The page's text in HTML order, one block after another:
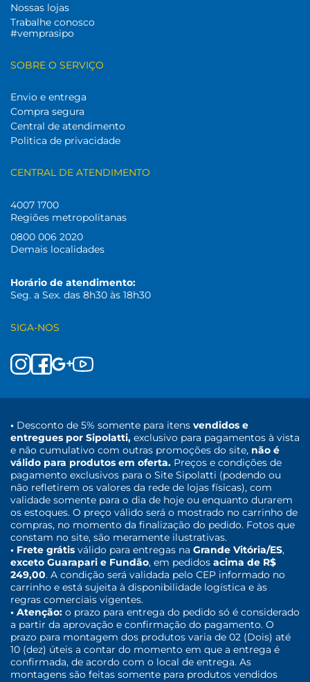
Nossas lojas
Trabalhe conosco
#vemprasipo
SOBRE O SERVIÇO
Envio e entrega
Compra segura
Central de atendimento
Politica de privacidade
CENTRAL DE ATENDIMENTO
4007 1700
Regiões metropolitanas
0800 006 2020
Demais localidades
Horário de atendimento:
Seg. a Sex. das 8h30 às 18h30
SIGA-NOS
• Desconto de 5% somente para itens vendidos e
entregues por Sipolatti, exclusivo para pagamentos à vista
e não cumulativo com outras promoções do site, não é
válido para produtos em oferta. Preços e condições de
pagamento exclusivos para o Site Sipolatti (podendo ou
não refletirem os valores da rede de lojas físicas), com
validade somente para o dia de hoje ou enquanto durarem
os estoques. O preço válido será o mostrado no carrinho de
compras, no momento da finalização do pedido. Fotos que
constam no site, são meramente ilustrativas.
• Frete grátis válido para entregas na Grande Vitória/ES,
exceto Guarapari e Fundão, em pedidos acima de R$
249,00. A condição será validada pelo CEP informado no
carrinho e está sujeita à disponibilidade logística e às
regras comerciais vigentes.
• Atenção: o prazo para entrega do pedido só é considerado
a partir da aprovação e confirmação do pagamento. O
prazo para montagem dos produtos varia de 02 (Dois) até
10 (dez) úteis a contar do momento em que a entrega é
confirmada, de acordo com o local de entrega. As
montagens são feitas somente para produtos vendidos